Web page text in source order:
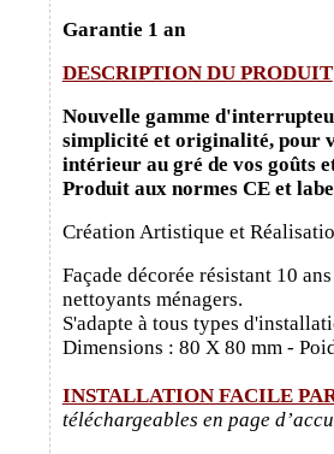
Garantie 1 an
DESCRIPTION DU PRODUIT
Nouvelle gamme
simplicité et originalité, pour
intérieur au gré de vos goûts
Produit aux normes CE et
Création Artistique et
Façade décorée résistant 10
nettoyants ménagers.
S'adapte à tous types
Dimensions : 80 X 80 mm -
INSTALLATION FACILE
téléchargeables en page